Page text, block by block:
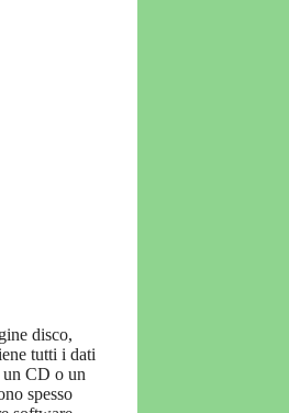
disco,
tutti i dati
CD o un
spesso